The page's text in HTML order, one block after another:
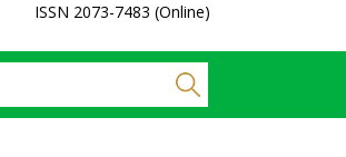
ISSN 2073-7483 (Online)